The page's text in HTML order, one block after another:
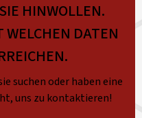
HINWOLLEN.
DATEN
suchen oder haben eine
uns zu kontaktieren!